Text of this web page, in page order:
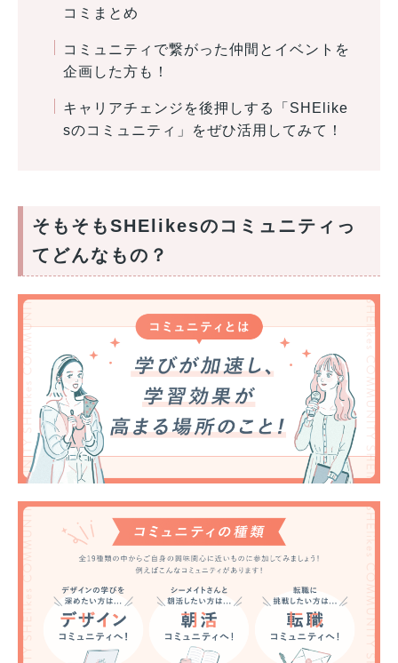
コミまとめ
コミュニティで繋がった仲間とイベントを
企画した方も！
キャリアチェンジを後押しする「SHElike
sのコミュニティ」をぜひ活用してみて！
そもそもSHElikesのコミュニティっ
てどんなもの？